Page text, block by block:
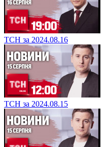
ТСН за 2024.08.16
ТСН за 2024.08.15